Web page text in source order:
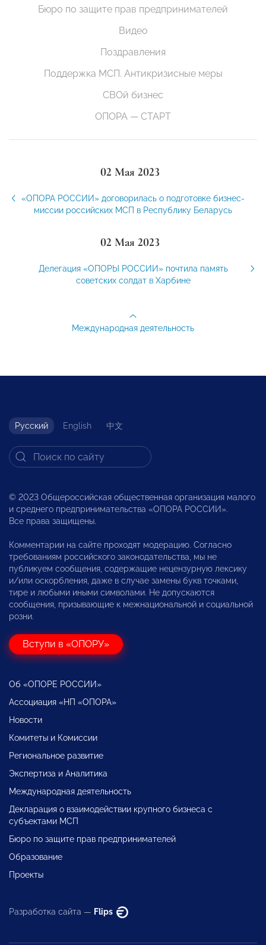
Бюро по защите прав предпринимателей
Видео
Поздравления
Поддержка МСП. Антикризисные меры
СВОй бизнес
ОПОРА — СТАРТ
02 Мая 2023
«ОПОРА РОССИИ» договорилась о подготовке бизнес-
миссии российских МСП в Республику Беларусь
02 Мая 2023
Делегация «ОПОРЫ РОССИИ» почтила память
советских солдат в Харбине
Международная деятельность
Русский English 中文
© 2023 Общероссийская общественная организация малого
и среднего предпринимательства «ОПОРА РОССИИ».
Все права защищены.
Комментарии на сайте проходят модерацию. Согласно
требованиям российского законодательства, мы не
публикуем сообщения, содержащие нецензурную лексику
и/или оскорбления, даже в случае замены букв точками,
тире и любыми иными символами. Не допускаются
сообщения, призывающие к межнациональной и социальной
розни.
Вступи в «ОПОРУ»
Об «ОПОРЕ РОССИИ»
Ассоциация «НП «ОПОРА»
Новости
Комитеты и Комиссии
Региональное развитие
Экспертиза и Аналитика
Международная деятельность
Декларация о взаимодействии крупного бизнеса с
субъектами МСП
Бюро по защите прав предпринимателей
Образование
Проекты
Разработка сайта — Flips